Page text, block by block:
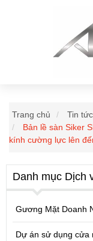
Trang chủ Tin
Bản lề sàn Siker
kính cường lực lên
Danh mục Dịch
Gương Mặt Doanh
Dự án sử dụng cửa